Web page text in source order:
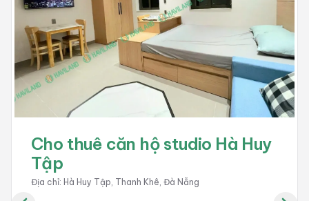
Cho thuê căn hộ studio Nghiêm
Xuân Yêm